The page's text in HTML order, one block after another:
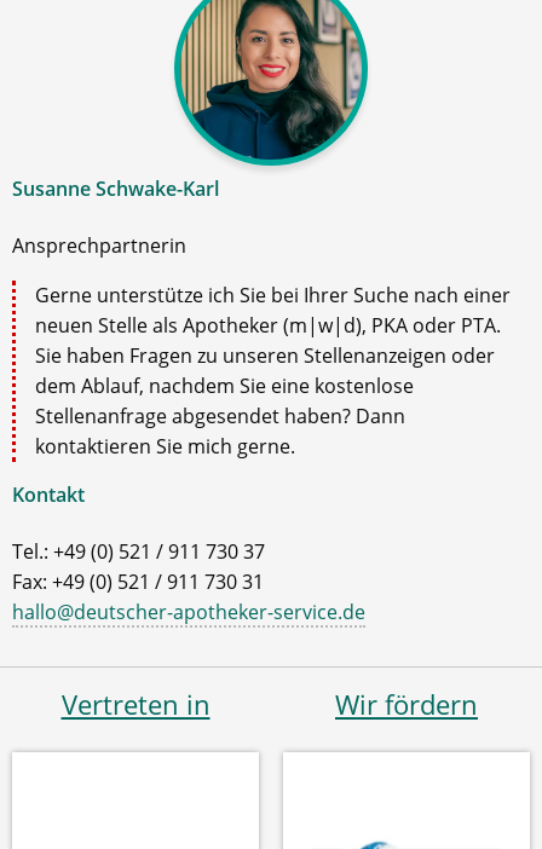
Susanne Schwake-Karl
Ansprechpartnerin
Gerne unterstütze ich Sie bei Ihrer Suche nach einer
neuen Stelle als Apotheker (m|w|d), PKA oder PTA.
Sie haben Fragen zu unseren Stellenanzeigen oder
dem Ablauf, nachdem Sie eine kostenlose
Stellenanfrage abgesendet haben? Dann
kontaktieren Sie mich gerne.
Kontakt
Tel.: +49 (0) 521 / 911 730 37
Fax: +49 (0) 521 / 911 730 31
hallo@deutscher-apotheker-service.de
Vertreten in Wir fördern